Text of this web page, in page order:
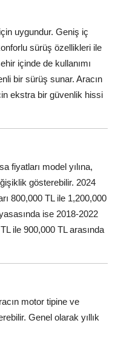
uygundur. Geniş iç
sürüş özellikleri ile
içinde de kullanımı
bir sürüş sunar. Aracın
ekstra bir güvenlik hissi
fiyatları model yılına,
gösterebilir. 2024
800,000 TL ile 1,200,000
ise 2018-2022
ile 900,000 TL arasında
motor tipine ve
Genel olarak yıllık